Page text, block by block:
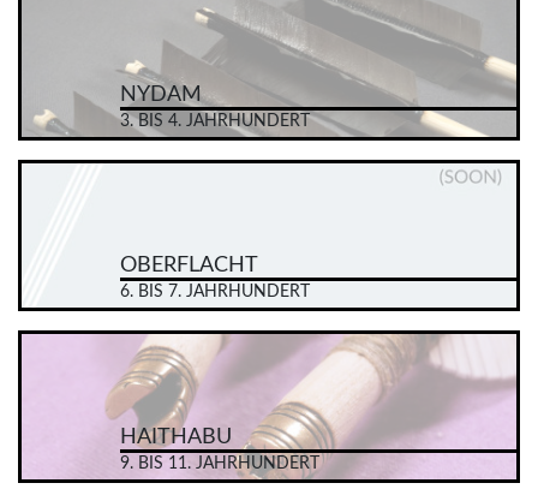
NYDAM
3. BIS 4. JAHRHUNDERT
OBERFLACHT
6. BIS 7. JAHRHUNDERT
HAITHABU
9. BIS 11. JAHRHUNDERT